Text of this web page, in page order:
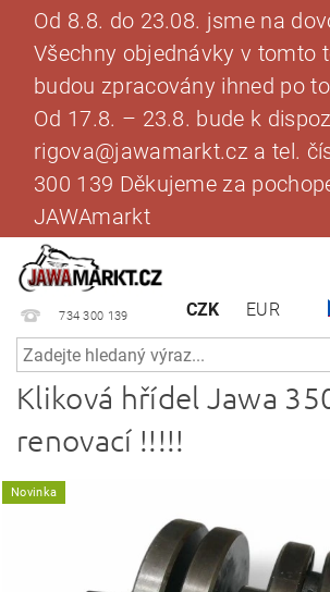
Od 8.8. do 23.08. jsme na
Všechny objednávky v tomto
budou zpracovány ihned po
Od 17.8. – 23.8. bude k
rigova@jawamarkt.cz a tel.
300 139 Děkujeme za
JAWAmarkt
734 300 139 CZK EUR
Kliková hřídel Jawa
renovací !!!!!
Novinka